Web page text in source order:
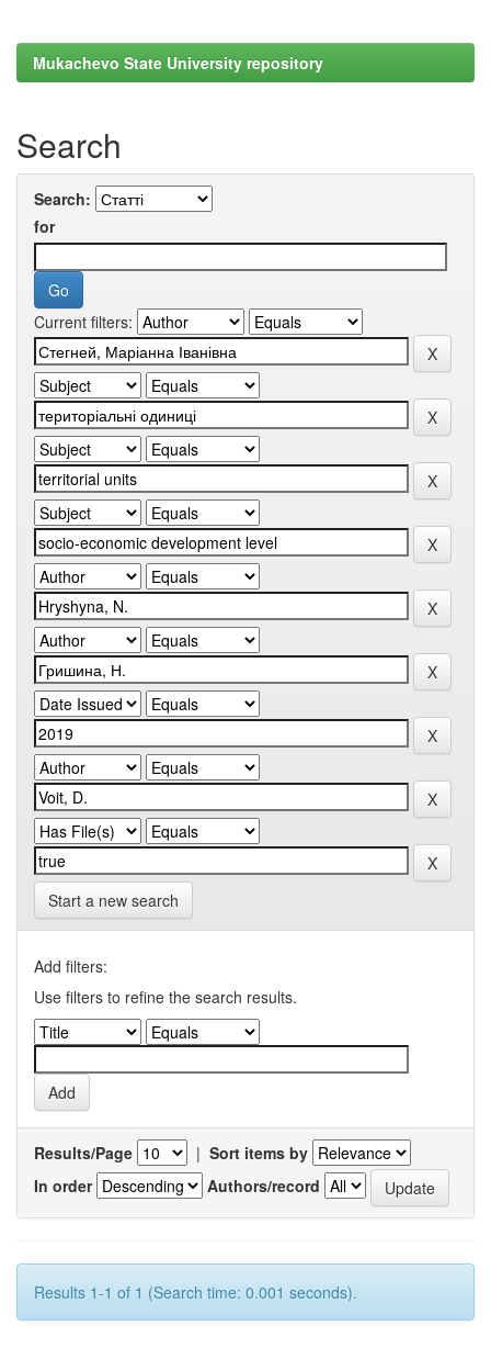
Mukachevo State University repository
Search
Search:
for
Current filters:
Start a new search
Add filters:
Use filters to refine the search results.
Results/Page | Sort items by
In order
Authors/record
Results 1-1 of 1 (Search time: 0.001 seconds).